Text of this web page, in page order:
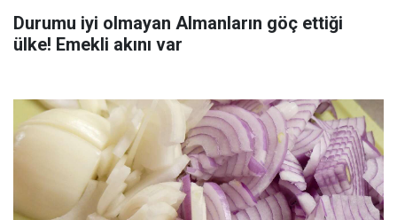
Durumu iyi olmayan Almanların göç ettiği
ülke! Emekli akını var